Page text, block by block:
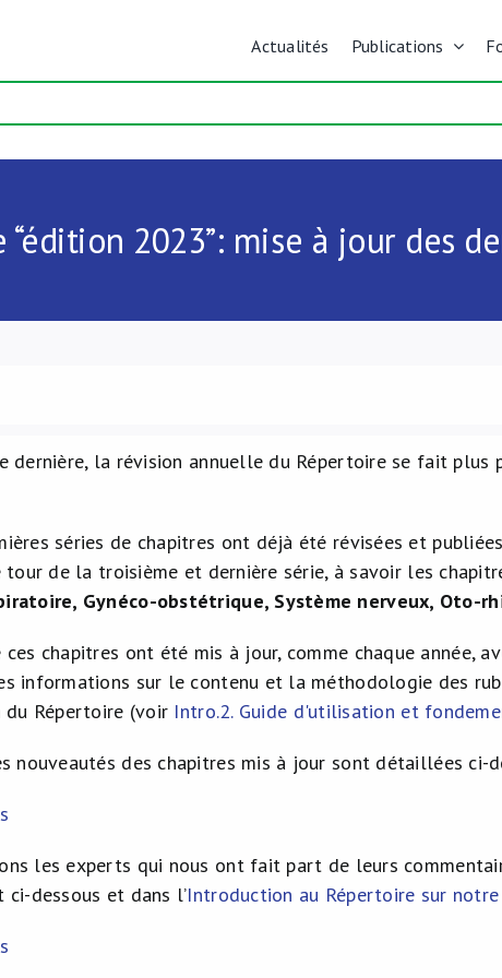
Actualités Publications
“édition 2023”: mise à jour des
dernière, la révision annuelle du Répertoire se fait plus
séries de chapitres ont déjà été révisées et
tour de la troisième et dernière série, à savoir les
Gynéco-obstétrique, Système nerveux, Oto-
chapitres ont été mis à jour, comme chaque année,
informations sur le contenu et la méthodologie des
du Répertoire (voir Intro.2. Guide d'utilisation et
nouveautés des chapitres mis à jour sont détaillées ci-
les experts qui nous ont fait part de leurs
dessous et dans l’Introduction au Répertoire sur